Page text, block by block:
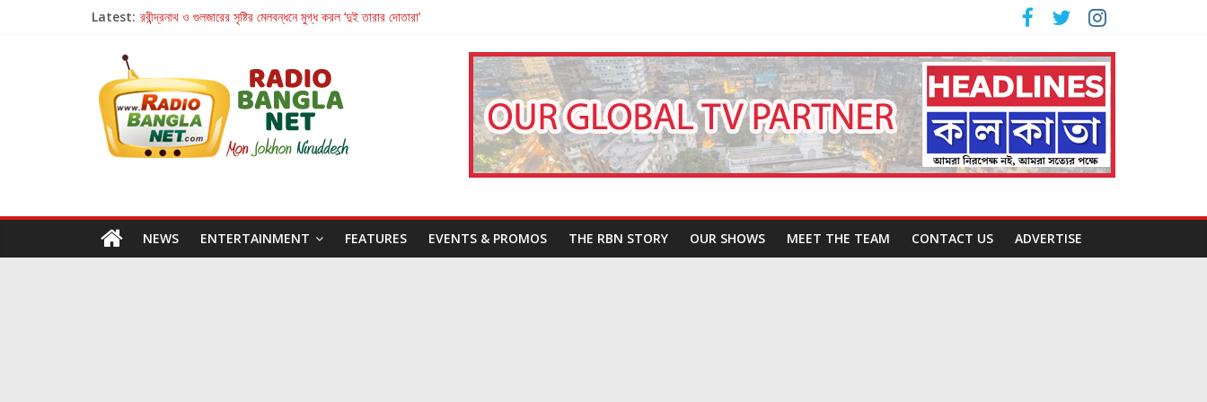
Latest: রবীন্দ্রনাথ ও গুলজারের সৃষ্টির মেলবন্ধনে মুগ্ধ করল ‘দুই তারার দোতারা’
Retribution: A Thought-Provoking Short Film That Challenges Our Understanding of Justice
হাওয়া বদলের টলিউডে ‘তুমি এলে তাই’
NEWS ENTERTAINMENT FEATURES EVENTS & PROMOS THE RBN STORY OUR SHOWS MEET THE TEAM CONTACT US ADVERTISE